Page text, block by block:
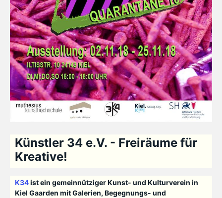
Künstler 34 e.V. - Freiräume für
Kreative!
K34ist ein gemeinnütziger Kunst- und Kulturverein in
Kiel Gaarden mit Galerien, Begegnungs- und